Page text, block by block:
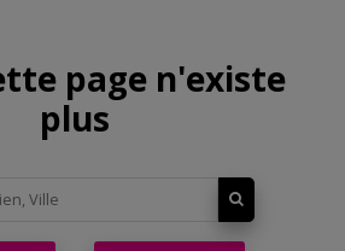
page n'existe
plus